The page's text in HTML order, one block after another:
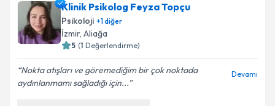
Klinik Psikolog Feyza Topçu
Psikoloji +1diğer
İzmir, Aliağa
5 (1 Değerlendirme)
Nokta atışları ve göremediğim bir çok noktada
aydınlanmamı sağladığı için...
Devamı